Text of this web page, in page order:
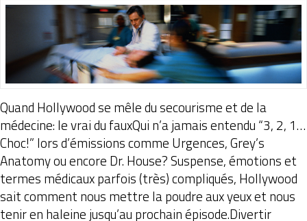
Quand Hollywood se mêle du secourisme et de la
médecine: le vrai du fauxQui n’a jamais entendu “3, 2, 1…
Choc!” lors d’émissions comme Urgences, Grey’s
Anatomy ou encore Dr. House? Suspense, émotions et
termes médicaux parfois (très) compliqués, Hollywood
sait comment nous mettre la poudre aux yeux et nous
tenir en haleine jusqu’au prochain épisode.Divertir